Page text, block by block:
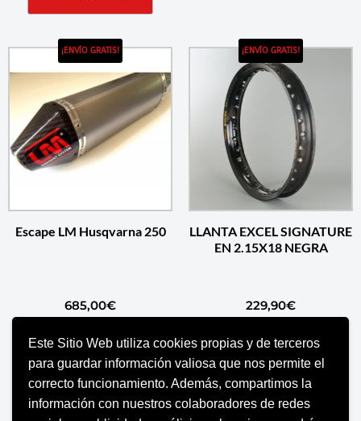
Este Sitio Web utiliza cookies propias y de terceros
para guardar información valiosa que nos permite el
correcto funcionamiento. Además, compartimos la
información con nuestros colaboradores de redes
¡ENVÍO GRATIS!
Escape LM Husqvarna 250
685,00€
SELECCIONAR OPCIONES
¡ENVÍO GRATIS!
LLANTA EXCEL SIGNATURE
EN 2.15X18 NEGRA
229,90€
AÑADIR AL CARRITO